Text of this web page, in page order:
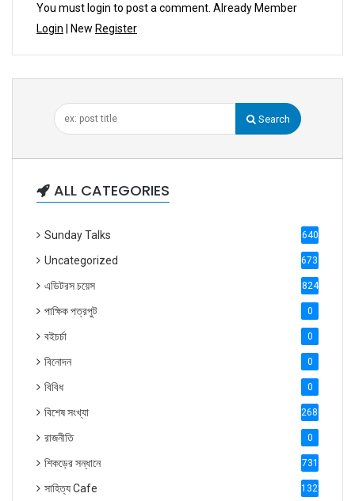
You must login to post a comment. Already Member
Login | New Register
Search
ALL CATEGORIES
Sunday Talks 640
Uncategorized 6738
এডিটরস চয়েস 824
পাক্ষিক পত্রপুট 0
বইচর্চা 0
বিনোদন 0
বিবিধ 0
বিশেষ সংখ্যা 2686
রাজনীতি 0
শিকড়ের সন্ধানে 731
সাহিত্য Cafe 1321